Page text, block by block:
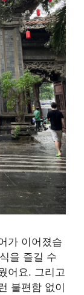
가 이어졌습
을 즐길 수
어요. 그리고
불편함 없이